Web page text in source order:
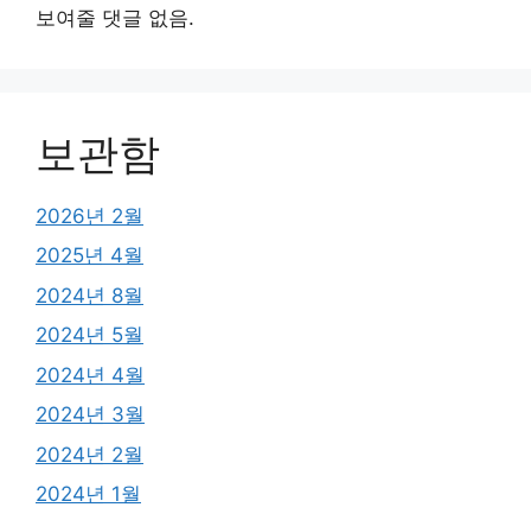
보여줄 댓글 없음.
보관함
2026년 2월
2025년 4월
2024년 8월
2024년 5월
2024년 4월
2024년 3월
2024년 2월
2024년 1월